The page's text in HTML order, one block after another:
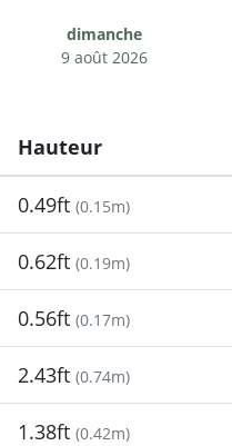
dimanche
9 août 2026
Hauteur
0.49ft (0.15m)
0.62ft (0.19m)
0.56ft (0.17m)
2.43ft (0.74m)
1.38ft (0.42m)